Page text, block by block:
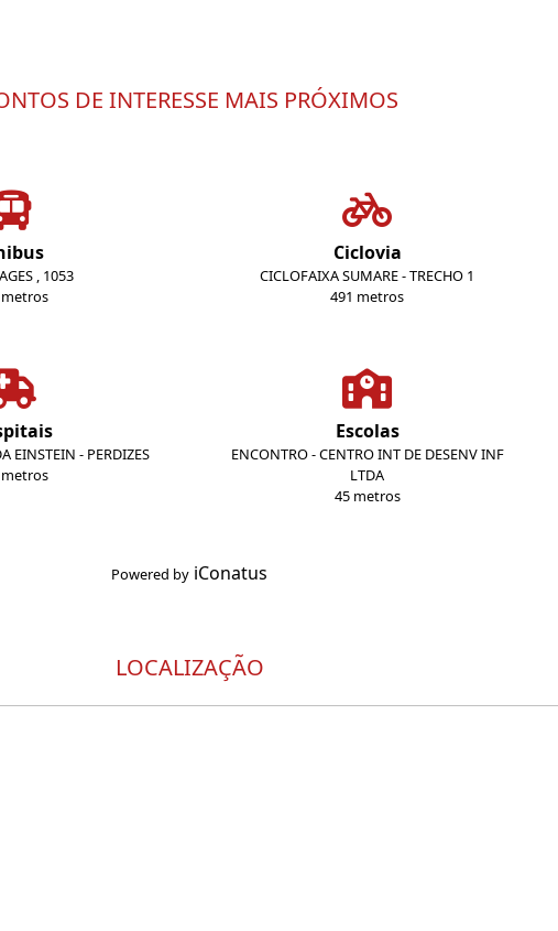
DE INTERESSE MAIS PRÓXIMOS
, 1053
metros
Ciclovia
CICLOFAIXA SUMARE - TRECHO 1
491 metros
EINSTEIN - PERDIZES
Escolas
ENCONTRO - CENTRO INT DE DESENV INF
LTDA
45 metros
Powered by iConatus
LOCALIZAÇÃO